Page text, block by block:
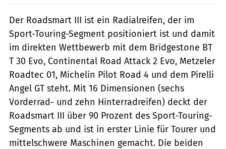
Der Roadsmart III ist ein Radialreifen, der im
Sport-Touring-Segment positioniert ist und damit
im direkten Wettbewerb mit dem Bridgestone BT
T 30 Evo, Continental Road Attack 2 Evo, Metzeler
Roadtec 01, Michelin Pilot Road 4 und dem Pirelli
Angel GT steht. Mit 16 Dimensionen (sechs
Vorderrad- und zehn Hinterradreifen) deckt der
Roadsmart III über 90 Prozent des Sport-Touring-
Segments ab und ist in erster Linie für Tourer und
mittelschwere Maschinen gemacht. Die beiden